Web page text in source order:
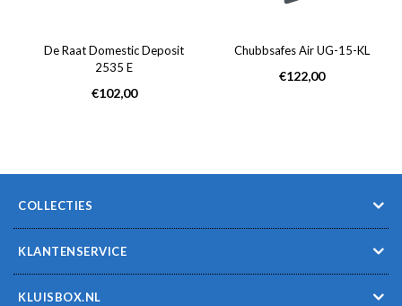
De Raat Domestic Deposit
2535 E
Normale
€102,00
Chubbsafes Air UG-15-KL
Normale
€122,00
COLLECTIES
KLANTENSERVICE
KLUISBOX.NL